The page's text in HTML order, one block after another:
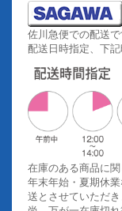
佐川急便での配送で
配送日時指定、下記
在庫のある商品に
年末年始・夏期休
送とさせていただき